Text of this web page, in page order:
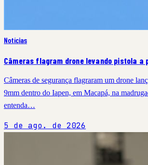
Notícias
Câmeras flagram drone levando pistola a
Câmeras de segurança flagraram um drone
9mm dentro do Iapen, em Macapá, na
entenda…
5 de ago. de 2026